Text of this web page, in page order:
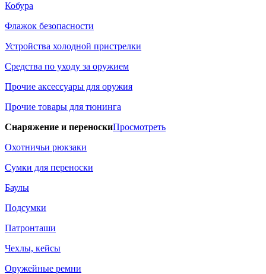
Кобура
Флажок безопасности
Устройства холодной пристрелки
Средства по уходу за оружием
Прочие аксессуары для оружия
Прочие товары для тюнинга
Снаряжение и переноскиПросмотреть
Охотничьи рюкзаки
Сумки для переноски
Баулы
Подсумки
Патронташи
Чехлы, кейсы
Оружейные ремни